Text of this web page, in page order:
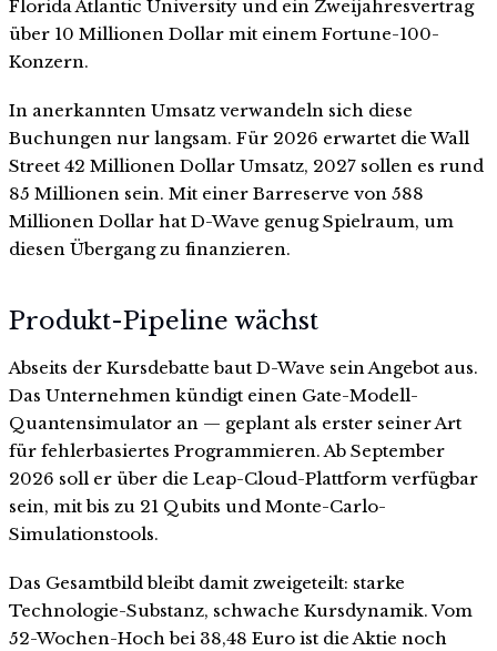
Florida Atlantic University und ein Zweijahresvertrag
über 10 Millionen Dollar mit einem Fortune-100-
Konzern.
In anerkannten Umsatz verwandeln sich diese
Buchungen nur langsam. Für 2026 erwartet die Wall
Street 42 Millionen Dollar Umsatz, 2027 sollen es rund
85 Millionen sein. Mit einer Barreserve von 588
Millionen Dollar hat D-Wave genug Spielraum, um
diesen Übergang zu finanzieren.
Produkt-Pipeline wächst
Abseits der Kursdebatte baut D-Wave sein Angebot aus.
Das Unternehmen kündigt einen Gate-Modell-
Quantensimulator an — geplant als erster seiner Art
für fehlerbasiertes Programmieren. Ab September
2026 soll er über die Leap-Cloud-Plattform verfügbar
sein, mit bis zu 21 Qubits und Monte-Carlo-
Simulationstools.
Das Gesamtbild bleibt damit zweigeteilt: starke
Technologie-Substanz, schwache Kursdynamik. Vom
52-Wochen-Hoch bei 38,48 Euro ist die Aktie noch